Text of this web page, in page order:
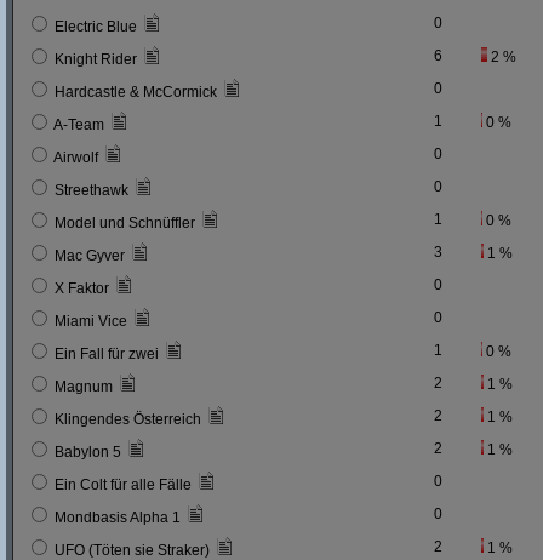
Electric Blue 0
Knight Rider 6 2 %
Hardcastle & McCormick 0
A-Team 1 0 %
Airwolf 0
Streethawk 0
Model und Schnüffler 1 0 %
Mac Gyver 3 1 %
X Faktor 0
Miami Vice 0
Ein Fall für zwei 1 0 %
Magnum 2 1 %
Klingendes Österreich 2 1 %
Babylon 5 2 1 %
Ein Colt für alle Fälle 0
Mondbasis Alpha 1 0
UFO (Töten sie Straker) 2 1 %